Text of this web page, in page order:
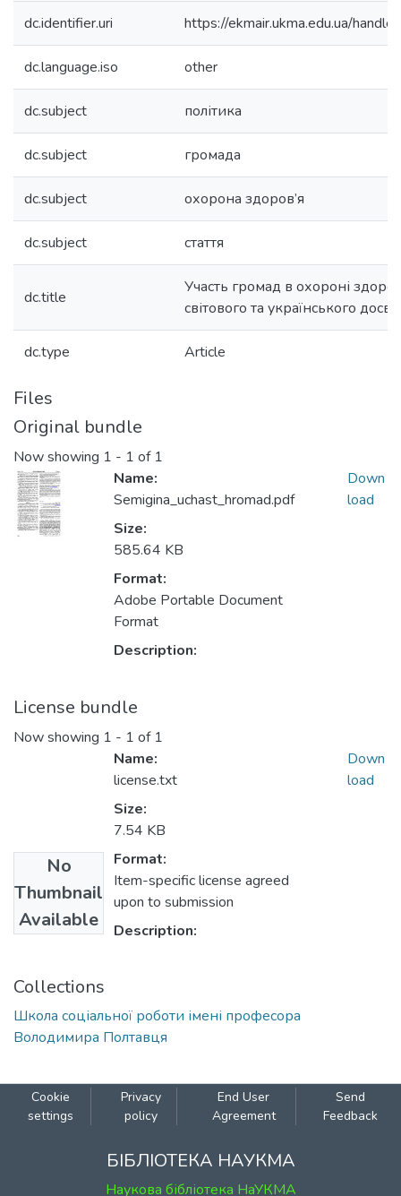
dc.identifier.uri https://ekmair.ukma.edu.ua/
dc.language.iso other
dc.subject політика
dc.subject громада
dc.subject охорона здоров’я
dc.subject стаття
dc.title
Участь громад в охороні
світового та українського
dc.type Article
Files
Original bundle
Now showing 1 - 1 of 1
Name:
Semigina_uchast_hromad.pdf
Size:
585.64 KB
Format:
Adobe Portable Document
Format
Description:
Down
load
License bundle
Now showing 1 - 1 of 1
No
Thumbnail
Available
Name:
license.txt
Size:
7.54 KB
Format:
Item-specific license agreed
upon to submission
Description:
Down
load
Collections
Школа соціальної роботи імені професора
Володимира Полтавця
Cookie
settings
Privacy
policy
End User
Agreement
Send
Feedback
БІБЛІОТЕКА НАУКМА
Наукова бібліотека НаУКМА